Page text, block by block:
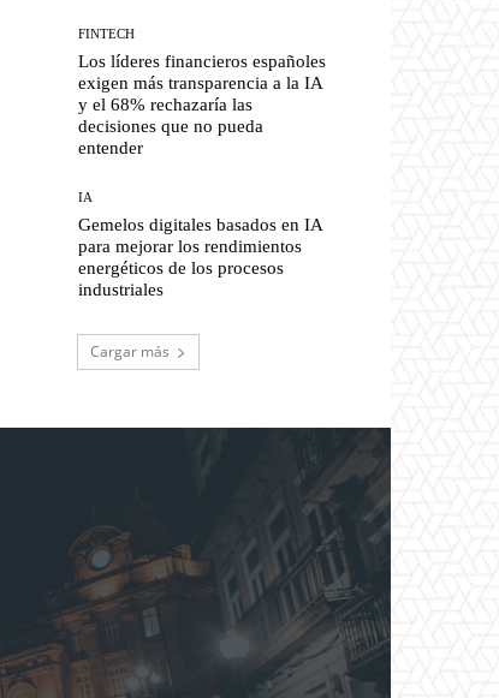
FINTECH
Los líderes financieros españoles
exigen más transparencia a la IA
y el 68% rechazaría las
decisiones que no pueda
entender
IA
Gemelos digitales basados en IA
para mejorar los rendimientos
energéticos de los procesos
industriales
Cargar más